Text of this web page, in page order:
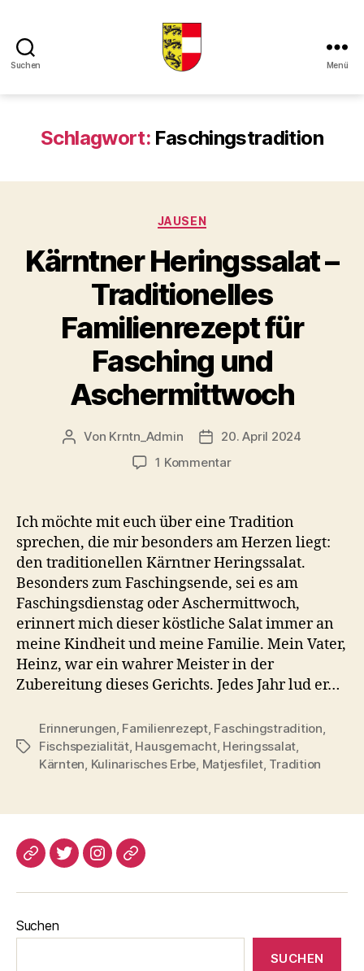
Suchen
Kueche
Menü
Schlagwort: Faschingstradition
Kategorien
JAUSEN
Kärntner Heringssalat –
Traditionelles
Familienrezept für
Fasching und
Aschermittwoch
Beitragsautor
Von Krntn_Admin Veröffentlichungsdatum
20. April 2024
1 Kommentarzu
–
Traditionelles
Familienrezept
für
Fasching
und
Aschermittwoch
Ich möchte mit euch über eine Tradition
sprechen, die mir besonders am Herzen liegt:
den traditionellen Kärntner Heringssalat.
Besonders zum Faschingsende, sei es am
Faschingsdienstag oder Aschermittwoch,
erinnert mich dieser köstliche Salat immer an
meine Kindheit und meine Familie. Mein Vater,
Heinz, war ein wahrer Meister in der
Zubereitung dieses Gerichts. Jedes Jahr lud er…
Schlagwörter
Erinnerungen, Familienrezept, Faschingstradition,
Fischspezialität, Hausgemacht, Heringssalat,
Kärnten, Kulinarisches Erbe, Matjesfilet, Tradition
blogspotTwitterInstagramPinterest
Suchen
SUCHEN